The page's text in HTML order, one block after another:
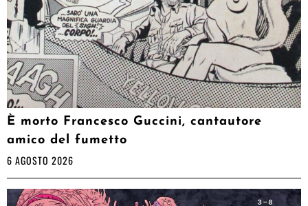
È morto Francesco Guccini, cantautore
amico del fumetto
6 AGOSTO 2026